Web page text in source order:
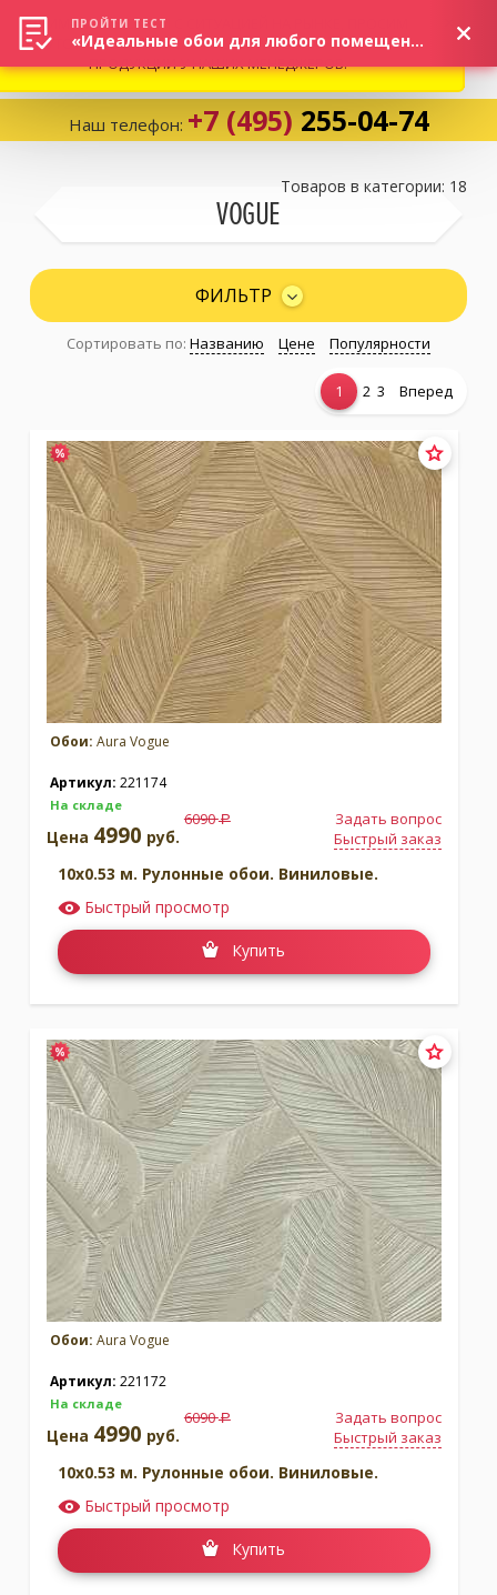
Избранное:0 товаров
Каталог
Личный кабинет
Москва (сменить город)
Заказать обратный звонок
Наш телефон: +7 (495) 255-04-74
VOGUE
Товаров в категории: 18
ФИЛЬТР
Сортировать по: Названию Цене Популярности
1 2 3 Вперед
Обои: Aura Vogue
Артикул: 221174
На складе
Задать вопрос
Быстрый заказ
Цена 4990 руб.
6090a
10x0.53 м. Рулонные обои. Виниловые.
Быстрый просмотр
Купить
Обои: Aura Vogue
Артикул: 221172
На складе
Задать вопрос
Быстрый заказ
Цена 4990 руб.
6090a
10x0.53 м. Рулонные обои. Виниловые.
Быстрый просмотр
Купить
ВНИМАНИЕ! В СВЯЗИ С СИТУАЦИЕЙ НА РЫНКЕ, ПРОСИМ
УТОЧНЯТЬ АКТУАЛЬНУЮ СТОИМОСТЬ И НАЛИЧИЕ
ПРОДУКЦИИ У НАШИХ МЕНЕДЖЕРОВ.
ПРОЙТИ ТЕСТ
«Идеальные обои для любого помещения!»